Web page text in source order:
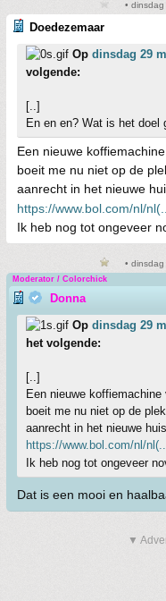
•
Doedezemaar
Op dinsdag 29
volgende:
[..]
En en en? Wat is het doel
Een nieuwe
boeit me nu niet op de
aanrecht in het nieuwe
https://www.bol.com/nl/
Ik heb nog tot ongeveer
•
Moderator / Colorchick
Donna
Op dinsdag 29
het volgende:
[..]
Een nieuwe
boeit me nu niet op de
aanrecht in het nieuwe
https://www.bol.com/nl/
Ik heb nog tot ongeveer
Dat is een mooi en
▼